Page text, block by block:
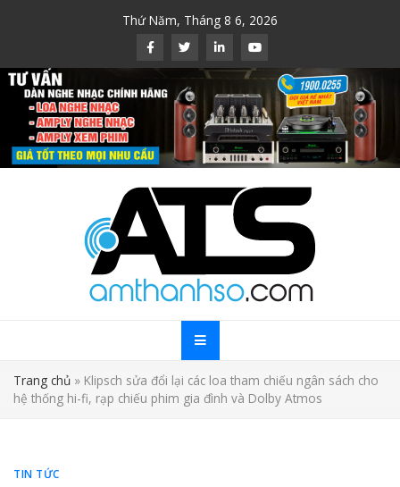
Thứ Năm, Tháng 8 6, 2026
Trang chủ » Klipsch sửa đổi lại các loa tham chiếu ngân sách cho
hệ thống hi-fi, rạp chiếu phim gia đình và Dolby Atmos
TIN TỨC